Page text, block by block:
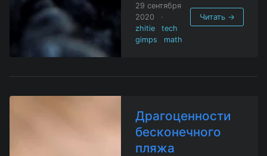
29 сентября
2020
·
zhitie
tech
gimps
math
Читать →
Драгоценности
бесконечного
пляжа